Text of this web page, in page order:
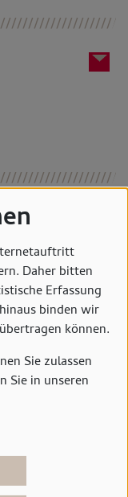
über
des
SIE
Daher bitten
Erfassung
binden wir
können.
Sie zulassen
Sie in unseren